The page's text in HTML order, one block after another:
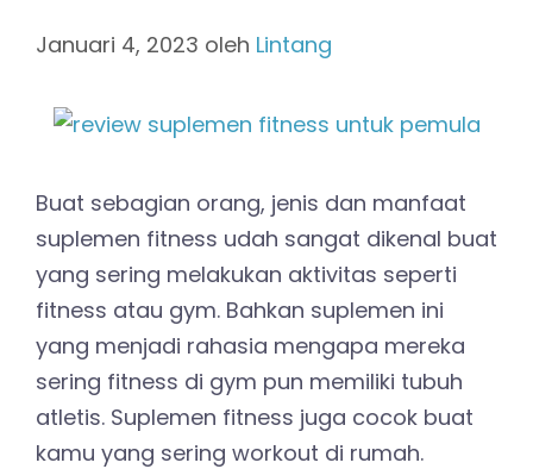
Januari 4, 2023 oleh Lintang
Buat sebagian orang, jenis dan manfaat
suplemen fitness udah sangat dikenal buat
yang sering melakukan aktivitas seperti
fitness atau gym. Bahkan suplemen ini
yang menjadi rahasia mengapa mereka
sering fitness di gym pun memiliki tubuh
atletis. Suplemen fitness juga cocok buat
kamu yang sering workout di rumah.